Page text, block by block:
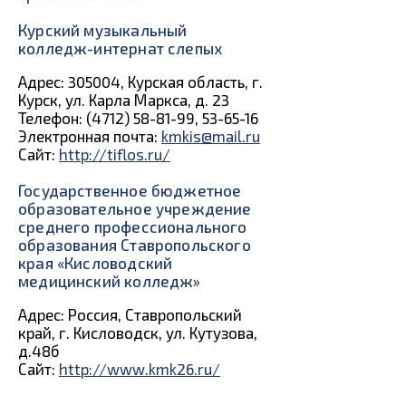
Курский музыкальный
колледж-интернат слепых
Адрес: 305004, Курская область, г.
Курск, ул. Карла Маркса, д. 23
Телефон: (4712) 58-81-99, 53-65-16
Электронная почта: kmkis@mail.ru
Сайт: http://tiflos.ru/
Государственное бюджетное
образовательное учреждение
среднего профессионального
образования Ставропольского
края «Кисловодский
медицинский колледж»
Адрес: Россия, Ставропольский
край, г. Кисловодск, ул. Кутузова,
д.48б
Сайт: http://www.kmk26.ru/